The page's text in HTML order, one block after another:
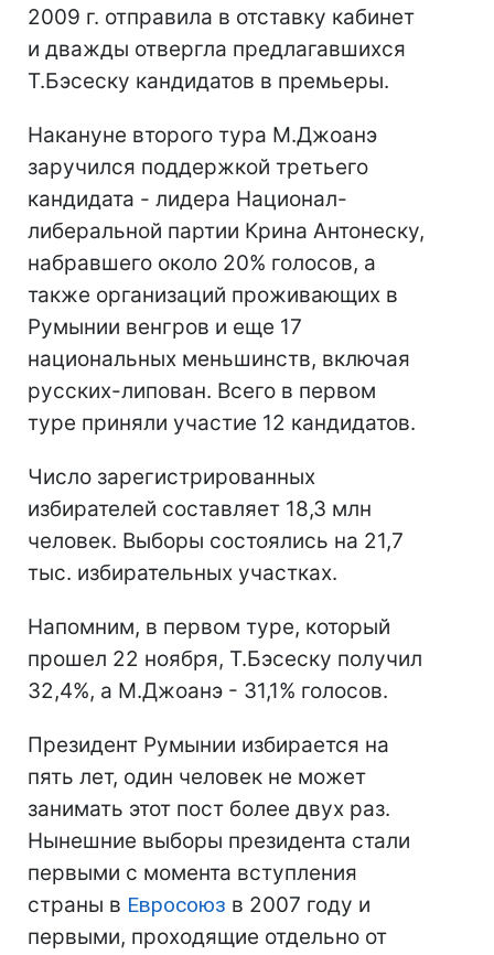
2009 г. отправила в отставку кабинет
и дважды отвергла предлагавшихся
Т.Бэсеску кандидатов в премьеры.
Накануне второго тура М.Джоанэ
заручился поддержкой третьего
кандидата - лидера Национал-
либеральной партии Крина Антонеску,
набравшего около 20% голосов, а
также организаций проживающих в
Румынии венгров и еще 17
национальных меньшинств, включая
русских-липован. Всего в первом
туре приняли участие 12 кандидатов.
Число зарегистрированных
избирателей составляет 18,3 млн
человек. Выборы состоялись на 21,7
тыс. избирательных участках.
Напомним, в первом туре, который
прошел 22 ноября, Т.Бэсеску получил
32,4%, а М.Джоанэ - 31,1% голосов.
Президент Румынии избирается на
пять лет, один человек не может
занимать этот пост более двух раз.
Нынешние выборы президента стали
первыми с момента вступления
страны в Евросоюз в 2007 году и
первыми, проходящие отдельно от